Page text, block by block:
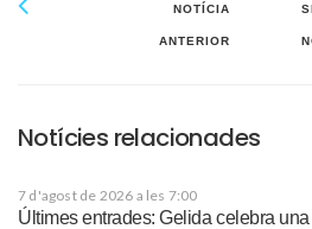
NOTÍCIA
ANTERIOR
Notícies relacionades
7 d'agost de 2026 a les 7:00
Últimes entrades: Gelida celebra